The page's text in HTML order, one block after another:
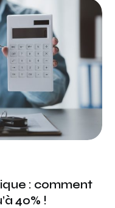
: comment
40% !